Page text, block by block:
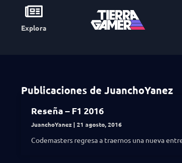
Explora
Publicaciones de JuanchoYanez
Reseña – F1 2016
JuanchoYanez 21 agosto, 2016
Codemasters regresa a traernos una nueva